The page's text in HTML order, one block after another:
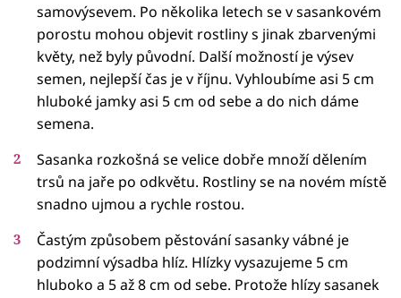
samovýsevem. Po několika letech se v sasankovém
porostu mohou objevit rostliny s jinak zbarvenými
květy, než byly původní. Další možností je výsev
semen, nejlepší čas je v říjnu. Vyhloubíme asi 5 cm
hluboké jamky asi 5 cm od sebe a do nich dáme
semena.
Sasanka rozkošná se velice dobře množí dělením
trsů na jaře po odkvětu. Rostliny se na novém místě
snadno ujmou a rychle rostou.
Častým způsobem pěstování sasanky vábné je
podzimní výsadba hlíz. Hlízky vysazujeme 5 cm
hluboko a 5 až 8 cm od sebe. Protože hlízy sasanek